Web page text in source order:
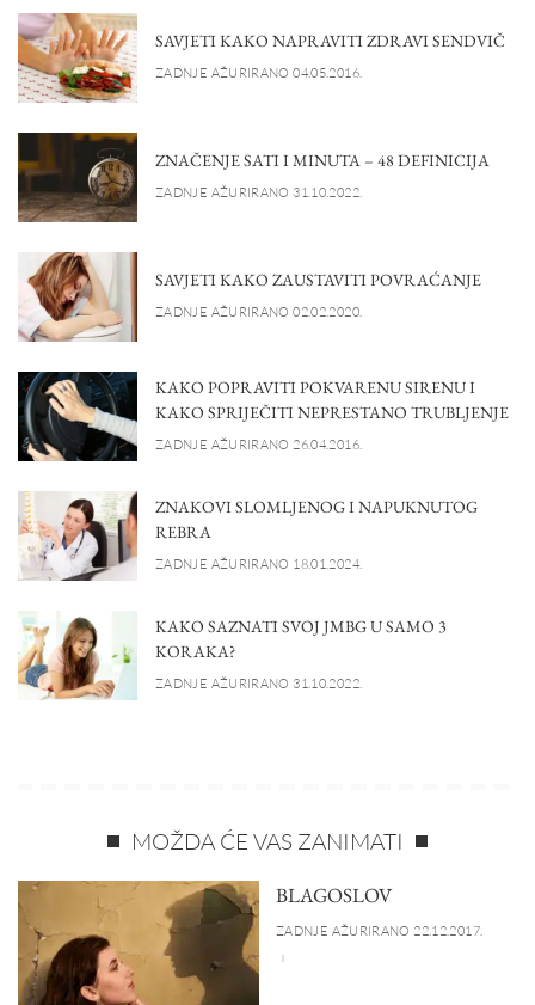
SAVJETI KAKO NAPRAVITI ZDRAVI SENDVIČ
ZADNJE AŽURIRANO 04.05.2016.
ZNAČENJE SATI I MINUTA – 48 DEFINICIJA
ZADNJE AŽURIRANO 31.10.2022.
SAVJETI KAKO ZAUSTAVITI POVRAĆANJE
ZADNJE AŽURIRANO 02.02.2020.
KAKO POPRAVITI POKVARENU SIRENU I
KAKO SPRIJEČITI NEPRESTANO TRUBLJENJE
ZADNJE AŽURIRANO 26.04.2016.
ZNAKOVI SLOMLJENOG I NAPUKNUTOG
REBRA
ZADNJE AŽURIRANO 18.01.2024.
KAKO SAZNATI SVOJ JMBG U SAMO 3
KORAKA?
ZADNJE AŽURIRANO 31.10.2022.
MOŽDA ĆE VAS ZANIMATI
BLAGOSLOV
ZADNJE AŽURIRANO 22.12.2017.